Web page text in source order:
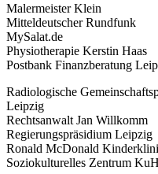
Malermeister Klein
Mitteldeutscher Rundfunk
MySalat.de
Physiotherapie Kerstin Haas
Postbank Finanzberatung
Radiologische
Leipzig
Rechtsanwalt Jan Willkomm
Regierungspräsidium Leipzig
Ronald McDonald
Soziokulturelles Zentrum